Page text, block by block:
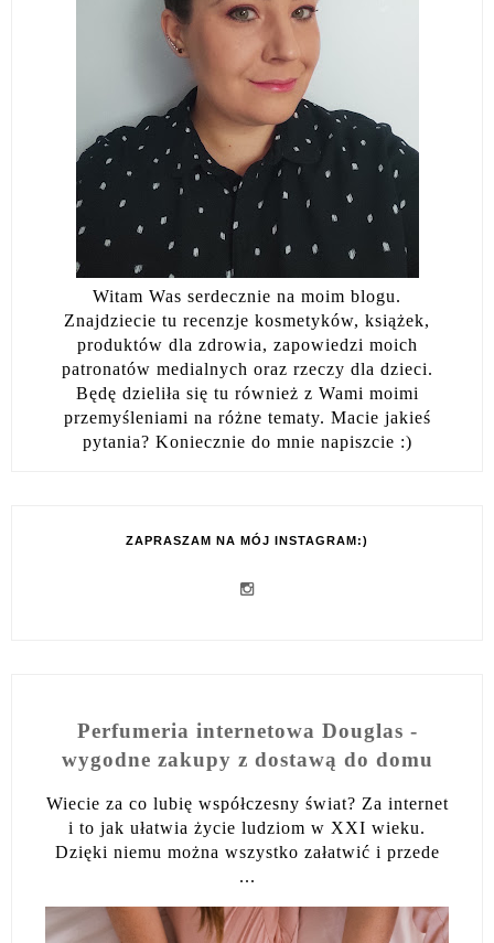
Witam Was serdecznie na moim blogu.
Znajdziecie tu recenzje kosmetyków, książek,
produktów dla zdrowia, zapowiedzi moich
patronatów medialnych oraz rzeczy dla dzieci.
Będę dzieliła się tu również z Wami moimi
przemyśleniami na różne tematy. Macie jakieś
pytania? Koniecznie do mnie napiszcie :)
ZAPRASZAM NA MÓJ INSTAGRAM:)
Perfumeria internetowa Douglas -
wygodne zakupy z dostawą do domu
Wiecie za co lubię współczesny świat? Za internet
i to jak ułatwia życie ludziom w XXI wieku.
Dzięki niemu można wszystko załatwić i przede
...